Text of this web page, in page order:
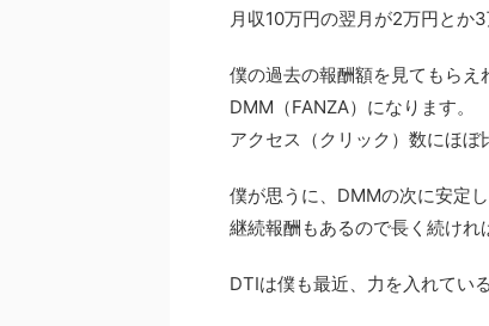
月収10万円の翌月が2万円とか
僕の過去の報酬額を見てもら
DMM（FANZA）になります。
アクセス（クリック）数にほぼ
僕が思うに、DMMの次に安定
継続報酬もあるので長く続けれ
DTIは僕も最近、力を入れてい